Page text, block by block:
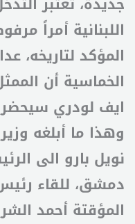
اللبنانية أمراً
المؤكد لتاريخه،
الخماسية أن
ايف لودري سيحضر
وهذا ما أبلغه
نويل بارو الى
دمشق، للقاء
المؤقتة أحمد